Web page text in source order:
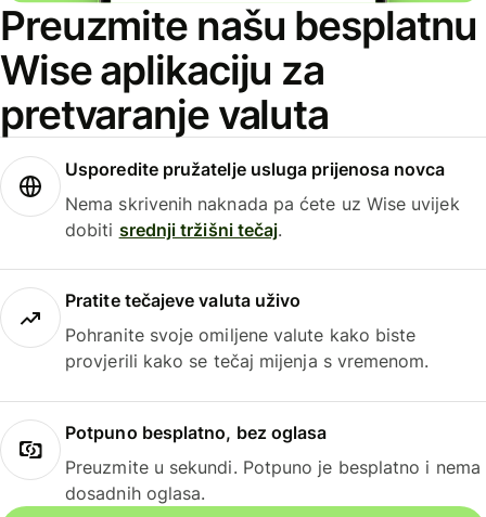
Preuzmite našu besplatnu
Wise aplikaciju za
pretvaranje valuta
Usporedite pružatelje usluga prijenosa novca
Nema skrivenih naknada pa ćete uz Wise uvijek
dobiti srednji tržišni tečaj.
Pratite tečajeve valuta uživo
Pohranite svoje omiljene valute kako biste
provjerili kako se tečaj mijenja s vremenom.
Potpuno besplatno, bez oglasa
Preuzmite u sekundi. Potpuno je besplatno i nema
dosadnih oglasa.